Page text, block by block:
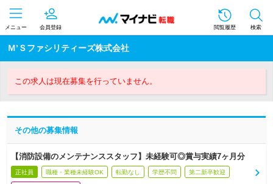
メニュー 会員登録 閲覧履歴 検索
Ｍ’Ｓファシリティーズ株式会社
この求人は現在募集を行っていません。
その他の募集情報
【消防設備のメンテナンススタッフ】未経験可◎賞与実績7ヶ月分
正社員 職種・業種未経験OK 転勤なし 学歴不問 第二新卒歓迎